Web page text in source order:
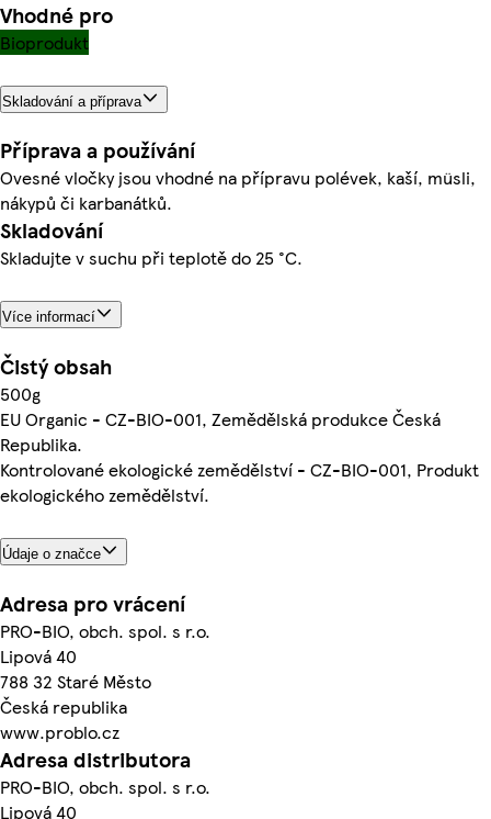
Vhodné pro
Bioprodukt
Skladování a příprava
Příprava a používání
Ovesné vločky jsou vhodné na přípravu polévek, kaší, müsli,
nákypů či karbanátků.
Skladování
Skladujte v suchu při teplotě do 25 °C.
Více informací
Čistý obsah
500g
EU Organic - CZ-BIO-001, Zemědělská produkce Česká
Republika.
Kontrolované ekologické zemědělství - CZ-BIO-001, Produkt
ekologického zemědělství.
Údaje o značce
Adresa pro vrácení
PRO-BIO, obch. spol. s r.o.
Lipová 40
788 32 Staré Město
Česká republika
www.problo.cz
Adresa distributora
PRO-BIO, obch. spol. s r.o.
Lipová 40